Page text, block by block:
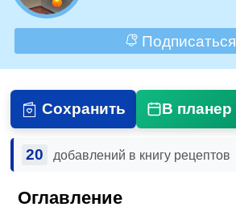
Подписаться
Сохранить В планер
20 добавлений в книгу рецептов
Оглавление